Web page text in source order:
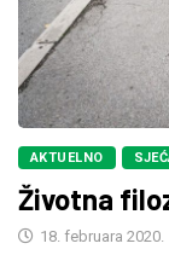
AKTUELNO
Životna
18. februara 2020.